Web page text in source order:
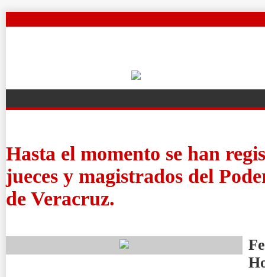
Hasta el momento se han
jueces y magistrados del
de Veracruz.